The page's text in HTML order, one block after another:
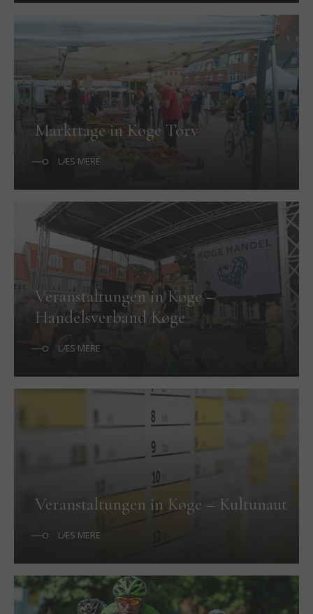
Markttage in Køge Torv
LÆS MERE
Veranstaltungen in Køge –
Handelsverband Køge
LÆS MERE
Veranstaltungen in Køge – Kultunaut
LÆS MERE